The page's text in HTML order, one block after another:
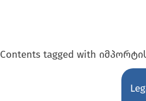
Contents tagged with